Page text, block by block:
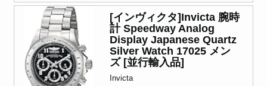
[インヴィクタ]Invicta 腕時
計 Speedway Analog
Display Japanese Quartz
Silver Watch 17025 メン
ズ [並行輸入品]
Invicta